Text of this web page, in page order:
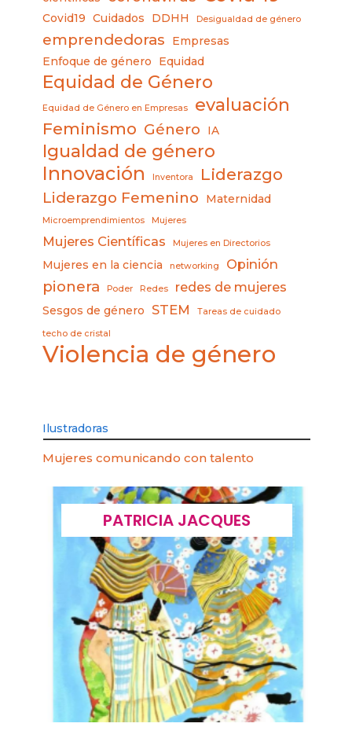
Covid19 Cuidados DDHH Desigualdad de género
emprendedoras
Empresas
Enfoque de género
Equidad
Equidad de Género
Equidad de Género en Empresas evaluación
Feminismo Género IA
Igualdad de género
Innovación Inventora Liderazgo
Liderazgo Femenino Maternidad
Microemprendimientos Mujeres
Mujeres Científicas Mujeres en Directorios
Mujeres en la ciencia networking Opinión
pionera Poder Redes redes de mujeres
Sesgos de género STEM Tareas de cuidado
techo de cristal
Violencia de género
Ilustradoras
Mujeres comunicando con talento
PATRICIA JACQUES